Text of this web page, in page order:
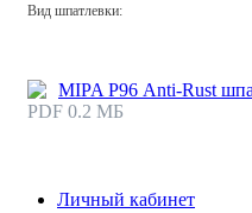
Вид шпатлевки:
MIPA Р96 Anti-Rust
PDF 0.2 МБ
Личный кабинет